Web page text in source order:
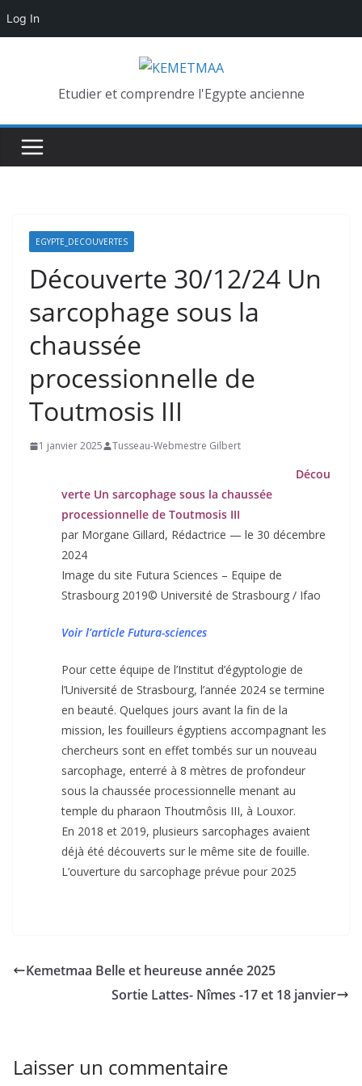
Log In
Etudier et comprendre l'Egypte ancienne
EGYPTE_DECOUVERTES
Découverte 30/12/24 Un
sarcophage sous la
chaussée
processionnelle de
Toutmosis III
1 janvier 2025 Tusseau-Webmestre Gilbert
Décou
verte Un sarcophage sous la chaussée
processionnelle de Toutmosis III
par Morgane Gillard, Rédactrice — le 30 décembre
2024
Image du site Futura Sciences – Equipe de
Strasbourg 2019© Université de Strasbourg / Ifao
Voir l’article Futura-sciences
Pour cette équipe de l’Institut d’égyptologie de
l’Université de Strasbourg, l’année 2024 se termine
en beauté. Quelques jours avant la fin de la
mission, les fouilleurs égyptiens accompagnant les
chercheurs sont en effet tombés sur un nouveau
sarcophage, enterré à 8 mètres de profondeur
sous la chaussée processionnelle menant au
temple du pharaon Thoutmôsis III, à Louxor.
En 2018 et 2019, plusieurs sarcophages avaient
déjà été découverts sur le même site de fouille.
L’ouverture du sarcophage prévue pour 2025
Kemetmaa Belle et heureuse année 2025
Sortie Lattes- Nîmes -17 et 18 janvier
Laisser un commentaire